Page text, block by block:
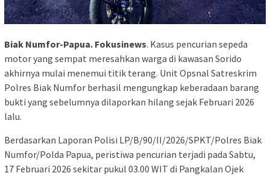
Biak Numfor-Papua. Fokusinews. Kasus pencurian sepeda
motor yang sempat meresahkan warga di kawasan Sorido
akhirnya mulai menemui titik terang. Unit Opsnal Satreskrim
Polres Biak Numfor berhasil mengungkap keberadaan barang
bukti yang sebelumnya dilaporkan hilang sejak Februari 2026
lalu.
Berdasarkan Laporan Polisi LP/B/90/II/2026/SPKT/Polres Biak
Numfor/Polda Papua, peristiwa pencurian terjadi pada Sabtu,
17 Februari 2026 sekitar pukul 03.00 WIT di Pangkalan Ojek